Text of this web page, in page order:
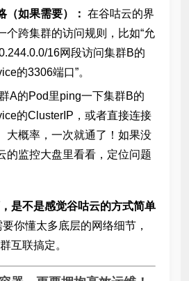
（如果需要）： 在谷咕云的界
个跨集群的访问规则，比如“允
16网段访问集群B的
的3306端口”。
A的Pod里ping一下集群B的
的ClusterIP，或者直接连接
大概率，一次就通了！如果没
的监控大盘里看看，定位问题
是不是感觉谷咕云的方式简单
要你懂太多底层的网络细节，
互联搞定。